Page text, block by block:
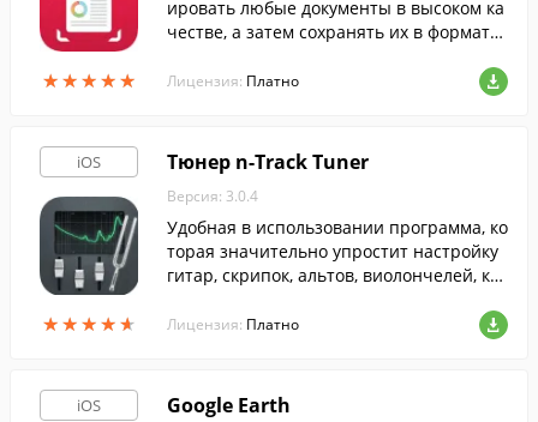
★★★★★
★★★★★
ировать любые документы в высоком ка
честве, а затем сохранять их в формате
Лицензия: Платно
iOS
★★★★★
★★★★★
Тюнер n-Track Tuner
Версия: 3.0.4
Удобная в использовании программа, ко
торая значительно упростит настройку
гитар, скрипок, альтов, виолончелей, ко
ых и духовых инструментов.
Лицензия: Платно
iOS Google Earth